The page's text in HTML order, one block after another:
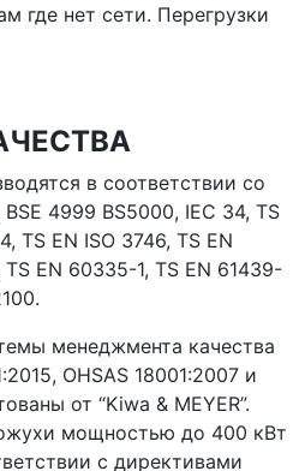
где нет сети. Перегрузки
в соответствии со
4999 BS5000, IEC 34, TS
TS EN ISO 3746, TS EN
EN 60335-1, TS EN 61439-
менеджмента качества
OHSAS 18001:2007 и
от “Kiwa & MEYER”.
мощностью до 400 кВт
с директивами